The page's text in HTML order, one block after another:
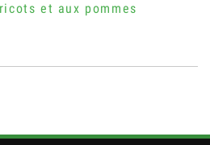
et aux pommes